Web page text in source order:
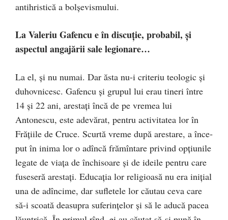
antihristică a bolşevismului.
La Valeriu Gafencu e în discuţie, probabil, şi
aspectul angajării sale legionare…
La el, şi nu numai. Dar ăsta nu-i criteriu teologic şi
du­hov­nicesc. Gafencu şi grupul lui erau tineri între
14 şi 22 ani, arestaţi încă de pe vremea lui
Antonescu, este adevărat, pentru activitatea lor în
Frăţiile de Cruce. Scurtă vreme după arestare, a înce­
put în inima lor o adîncă frămîntare privind op­ţiunile
legate de viaţa de închisoare şi de ideile pentru care
fuseseră arestaţi. Edu­caţia lor religioasă nu era iniţial
una de adîncime, dar sufletele lor căutau ceva care
să-i scoa­tă deasupra suferinţelor şi să le aducă pacea